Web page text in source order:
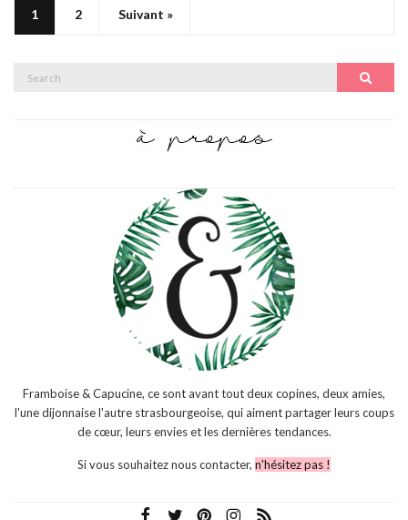
1 2 Suivant »
Framboise & Capucine, ce sont avant tout deux copines, deux amies,
l'une dijonnaise l'autre strasbourgeoise, qui aiment partager leurs coups
de cœur, leurs envies et les dernières tendances.
Si vous souhaitez nous contacter, n'hésitez pas !